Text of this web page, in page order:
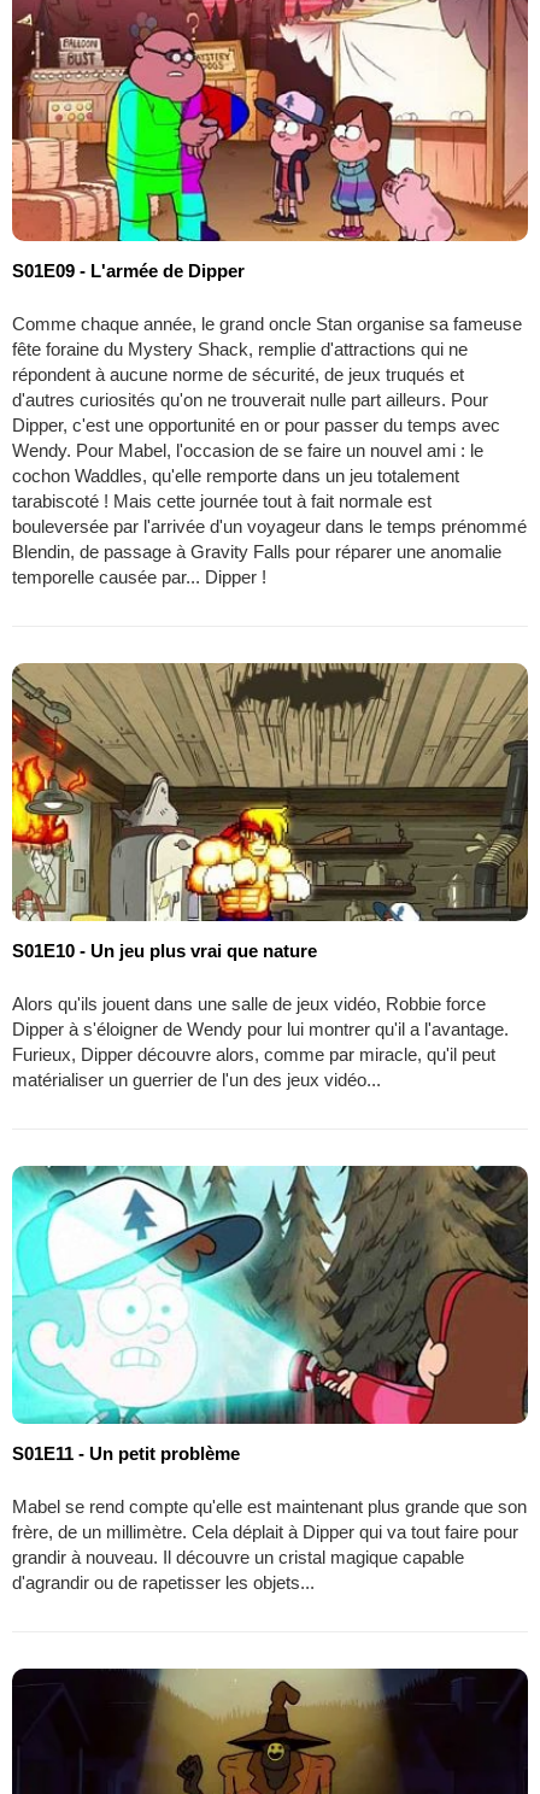
S01E09 - L'armée de Dipper
Comme chaque année, le grand oncle Stan organise sa fameuse
fête foraine du Mystery Shack, remplie d'attractions qui ne
répondent à aucune norme de sécurité, de jeux truqués et
d'autres curiosités qu'on ne trouverait nulle part ailleurs. Pour
Dipper, c'est une opportunité en or pour passer du temps avec
Wendy. Pour Mabel, l'occasion de se faire un nouvel ami : le
cochon Waddles, qu'elle remporte dans un jeu totalement
tarabiscoté ! Mais cette journée tout à fait normale est
bouleversée par l'arrivée d'un voyageur dans le temps prénommé
Blendin, de passage à Gravity Falls pour réparer une anomalie
temporelle causée par... Dipper !
S01E10 - Un jeu plus vrai que nature
Alors qu'ils jouent dans une salle de jeux vidéo, Robbie force
Dipper à s'éloigner de Wendy pour lui montrer qu'il a l'avantage.
Furieux, Dipper découvre alors, comme par miracle, qu'il peut
matérialiser un guerrier de l'un des jeux vidéo...
S01E11 - Un petit problème
Mabel se rend compte qu'elle est maintenant plus grande que son
frère, de un millimètre. Cela déplait à Dipper qui va tout faire pour
grandir à nouveau. Il découvre un cristal magique capable
d'agrandir ou de rapetisser les objets...